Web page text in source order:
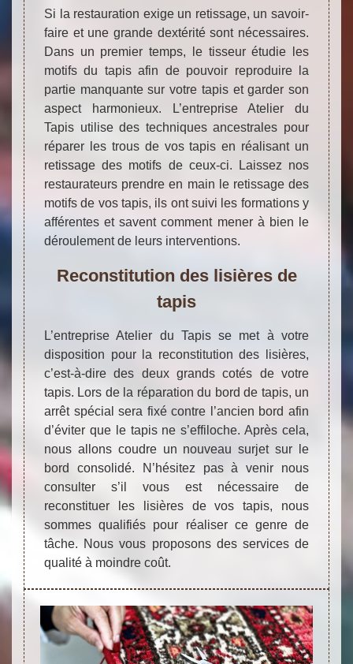
Si la restauration exige un retissage, un savoir-
faire et une grande dextérité sont nécessaires.
Dans un premier temps, le tisseur étudie les
motifs du tapis afin de pouvoir reproduire la
partie manquante sur votre tapis et garder son
aspect harmonieux. L’entreprise Atelier du
Tapis utilise des techniques ancestrales pour
réparer les trous de vos tapis en réalisant un
retissage des motifs de ceux-ci. Laissez nos
restaurateurs prendre en main le retissage des
motifs de vos tapis, ils ont suivi les formations y
afférentes et savent comment mener à bien le
déroulement de leurs interventions.
Reconstitution des lisières de
tapis
L’entreprise Atelier du Tapis se met à votre
disposition pour la reconstitution des lisières,
c’est-à-dire des deux grands cotés de votre
tapis. Lors de la réparation du bord de tapis, un
arrêt spécial sera fixé contre l’ancien bord afin
d’éviter que le tapis ne s’effiloche. Après cela,
nous allons coudre un nouveau surjet sur le
bord consolidé. N’hésitez pas à venir nous
consulter s’il vous est nécessaire de
reconstituer les lisières de vos tapis, nous
sommes qualifiés pour réaliser ce genre de
tâche. Nous vous proposons des services de
qualité à moindre coût.